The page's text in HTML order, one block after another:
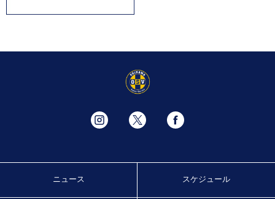
ニュース スケジュール